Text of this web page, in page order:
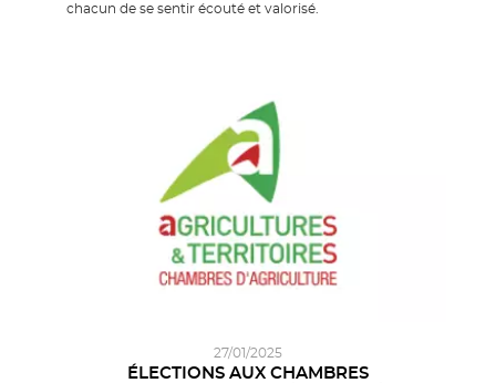
chacun de se sentir écouté et valorisé.
27/01/2025
ÉLECTIONS AUX CHAMBRES